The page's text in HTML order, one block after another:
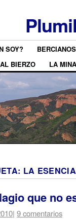
SOY?
BIERZO
LA MINA
LA
que no
| 9 comentarios